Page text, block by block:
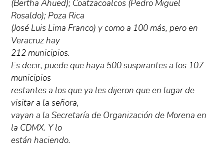
(Bertha Ahued); Coatzacoalcos (Pedro Miguel
Rosaldo); Poza Rica
(José Luis Lima Franco) y como a 100 más, pero en
Veracruz hay
212 municipios.
Es decir, puede que haya 500 suspirantes a los 107
municipios
restantes a los que ya les dijeron que en lugar de
visitar a la señora,
vayan a la Secretaría de Organización de Morena en
la CDMX. Y lo
están haciendo.